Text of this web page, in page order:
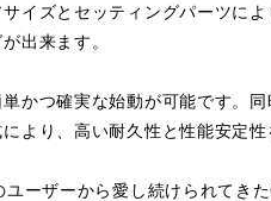
イズとセッティングパーツに
出来ます。
かつ確実な始動が可能です。
より、高い耐久性と性能安定性
ーザーから愛し続けられてき